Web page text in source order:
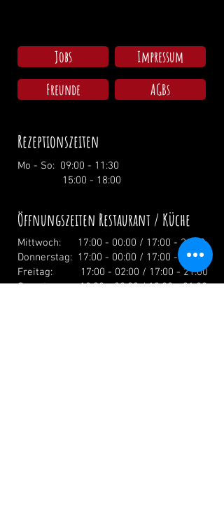
Jobs
Impressum
Freunde
AGBs
Rezeptionszeiten
Mo - So: 09:00 - 11:30
15:00 - 18:00
Öffnungszeiten Restaurant / Küche
Mittwoch: 17:00 - 00:00 / 17:00 - 21:00
Donnerstag: 17:00 - 00:00 / 17:00 - 21:00
Freitag: 17:00 - 02:00 / 17:00 - 21:00
Samstag: 12:00 - 02:00 / 12:00 - 21:00